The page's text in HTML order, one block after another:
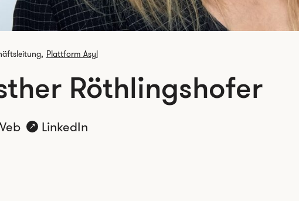
Plattform Asyl
Röthlingshofer
LinkedIn